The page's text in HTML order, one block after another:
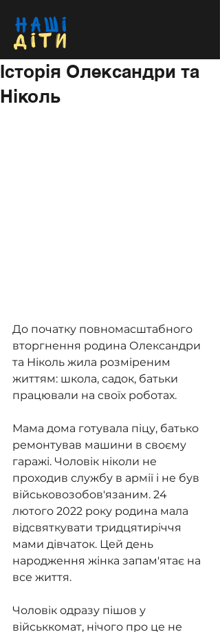
Історія Олександри та
Ніколь
До початку повномасштабного
вторгнення родина Олександри
та Ніколь жила розміреним
життям: школа, садок, батьки
працювали на своїх роботах.
Мама дома готувала піцу, батько
ремонтував машини в своєму
гаражі. Чоловік ніколи не
проходив службу в армії і не був
військовозобов'язаним. 24
лютого 2022 року родина мала
відсвяткувати тридцятиріччя
мами дівчаток. Цей день
народження жінка запам'ятає на
все життя.
Чоловік одразу пішов у
військкомат, нічого про це не